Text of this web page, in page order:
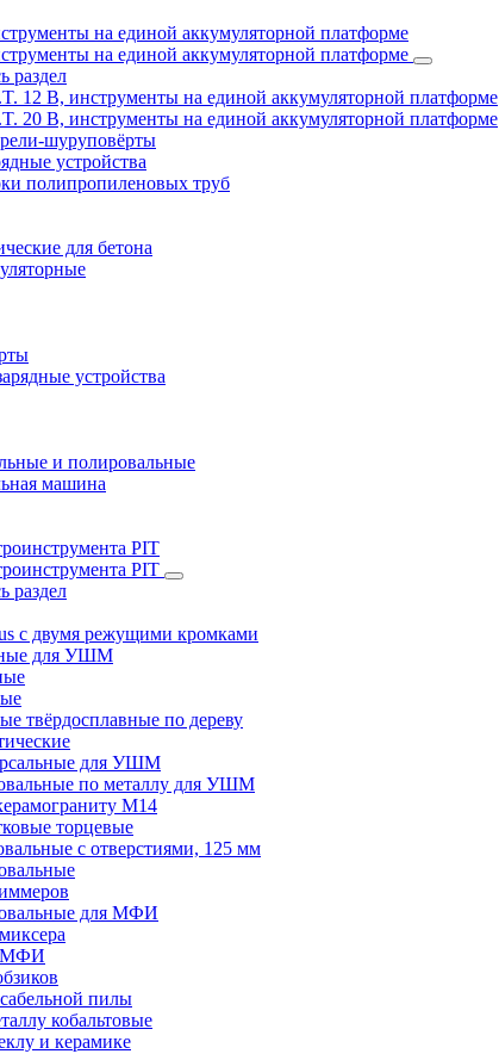
на единой аккумуляторной платформе
на единой аккумуляторной платформе
раздел
12 В, инструменты на единой аккумуляторной платформе
20 В, инструменты на единой аккумуляторной платформе
шуруповёрты
устройства
полипропиленовых труб
для бетона
устройства
и полировальные
машина
PIT
PIT
раздел
c двумя режущими кромками
для УШМ
твёрдосплавные по дереву
для УШМ
по металлу для УШМ
M14
торцевые
с отверстиями, 125 мм
для МФИ
МФИ
пилы
кобальтовые
и керамике